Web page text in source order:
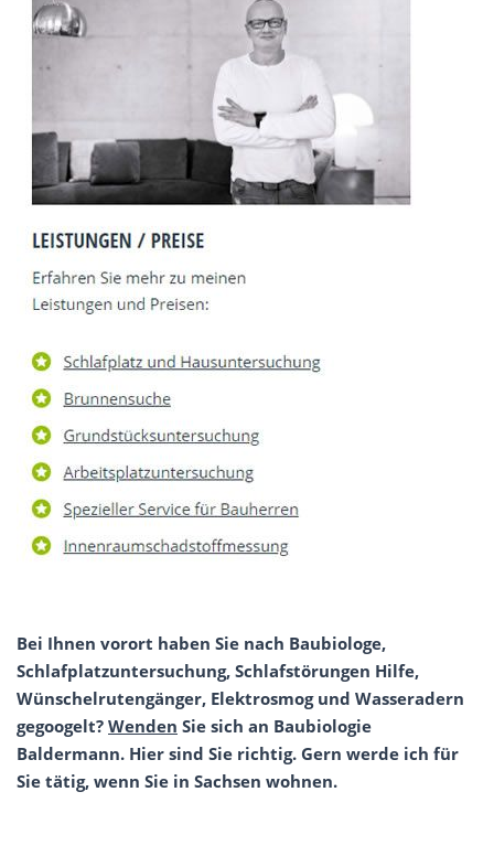
Bei Ihnen vorort haben Sie nach Baubiologe,
Schlafplatzuntersuchung, Schlafstörungen Hilfe,
Wünschelrutengänger, Elektrosmog und Wasseradern
gegoogelt? Wenden Sie sich an Baubiologie
Baldermann. Hier sind Sie richtig. Gern werde ich für
Sie tätig, wenn Sie in Sachsen wohnen.